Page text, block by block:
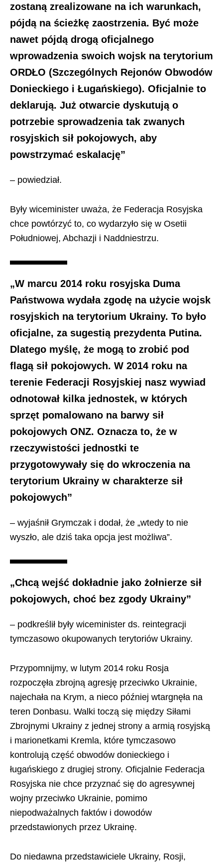
zostaną zrealizowane na ich warunkach,
pójdą na ścieżkę zaostrzenia. Być może
nawet pójdą drogą oficjalnego
wprowadzenia swoich wojsk na terytorium
ORDŁO (Szczególnych Rejonów Obwodów
Donieckiego i Ługańskiego). Oficjalnie to
deklarują. Już otwarcie dyskutują o
potrzebie sprowadzenia tak zwanych
rosyjskich sił pokojowych, aby
powstrzymać eskalację”
– powiedział.
Były wiceminister uważa, że ​​Federacja Rosyjska
chce powtórzyć to, co wydarzyło się w Osetii
Południowej, Abchazji i Naddniestrzu.
„W marcu 2014 roku rosyjska Duma
Państwowa wydała zgodę na użycie wojsk
rosyjskich na terytorium Ukrainy. To było
oficjalne, za sugestią prezydenta Putina.
Dlatego myślę, że mogą to zrobić pod
flagą sił pokojowych. W 2014 roku na
terenie Federacji Rosyjskiej nasz wywiad
odnotował kilka jednostek, w których
sprzęt pomalowano na barwy sił
pokojowych ONZ. Oznacza to, że w
rzeczywistości jednostki te
przygotowywały się do wkroczenia na
terytorium Ukrainy w charakterze sił
pokojowych”
– wyjaśnił Grymczak i dodał, że „wtedy to nie
wyszło, ale dziś taka opcja jest możliwa”.
„Chcą wejść dokładnie jako żołnierze sił
pokojowych, choć bez zgody Ukrainy”
– podkreślił były wiceminister ds. reintegracji
tymczasowo okupowanych terytoriów Ukrainy.
Przypomnijmy, w lutym 2014 roku Rosja
rozpoczęła zbrojną agresję przeciwko Ukrainie,
najechała na Krym, a nieco później wtargnęła na
teren Donbasu. Walki toczą się między Siłami
Zbrojnymi Ukrainy z jednej strony a armią rosyjską
i marionetkami Kremla, które tymczasowo
kontrolują część obwodów donieckiego i
ługańskiego z drugiej strony. Oficjalnie Federacja
Rosyjska nie chce przyznać się do agresywnej
wojny przeciwko Ukrainie, pomimo
niepodważalnych faktów i dowodów
przedstawionych przez Ukrainę.
Do niedawna przedstawiciele Ukrainy, Rosji,